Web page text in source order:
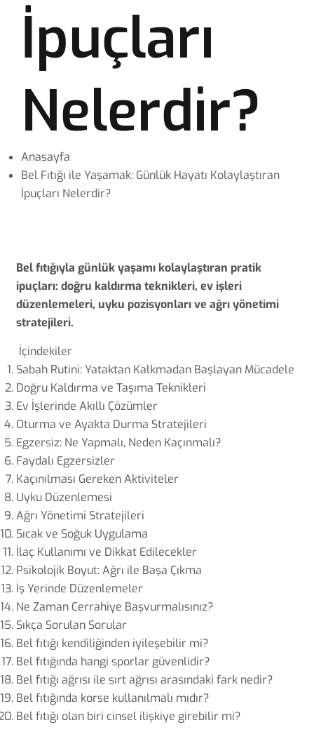
İpuçları
Nelerdir?
Anasayfa
Bel Fıtığı ile Yaşamak: Günlük Hayatı Kolaylaştıran
İpuçları Nelerdir?
Bel fıtığıyla günlük yaşamı kolaylaştıran pratik
ipuçları: doğru kaldırma teknikleri, ev işleri
düzenlemeleri, uyku pozisyonları ve ağrı yönetimi
stratejileri.
İçindekiler
Sabah Rutini: Yataktan Kalkmadan Başlayan Mücadele
Doğru Kaldırma ve Taşıma Teknikleri
Ev İşlerinde Akıllı Çözümler
Oturma ve Ayakta Durma Stratejileri
Egzersiz: Ne Yapmalı, Neden Kaçınmalı?
Faydalı Egzersizler
Kaçınılması Gereken Aktiviteler
Uyku Düzenlemesi
Ağrı Yönetimi Stratejileri
Sıcak ve Soğuk Uygulama
İlaç Kullanımı ve Dikkat Edilecekler
Psikolojik Boyut: Ağrı ile Başa Çıkma
İş Yerinde Düzenlemeler
Ne Zaman Cerrahiye Başvurmalısınız?
Sıkça Sorulan Sorular
Bel fıtığı kendiliğinden iyileşebilir mi?
Bel fıtığında hangi sporlar güvenlidir?
Bel fıtığı ağrısı ile sırt ağrısı arasındaki fark nedir?
Bel fıtığında korse kullanılmalı mıdır?
Bel fıtığı olan biri cinsel ilişkiye girebilir mi?